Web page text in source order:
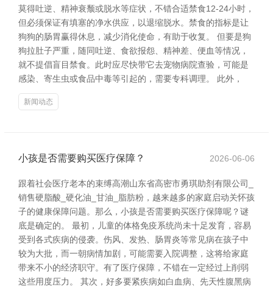
莫得吐逆、精神衰颓或脱水等症状，不错合适禁食12-24小时，
但必须保证有填塞的净水供应，以退缩脱水。禁食的指标是让
狗狗的肠胃赢得休息，减少消化使命，有助于收复。 但要是狗
狗拉肚子严重，随同吐逆、食欲报怨、精神差、便血等情况，
就不提倡盲目禁食。此时应尽快带它去宠物病院查验，可能是
感染、寄生虫或食品中毒等引起的，需要专科调理。 此外，
新闻动态
小孩是否需要购买医疗保障？ 2026-06-06
跟着社会医疗老本的束缚高潮山东省高密市勇琪助剂有限公司_
销售硬脂酸_硬化油_甘油_脂肪粉，越来越多的家庭启动关怀孩
子的健康保障问题。那么，小孩是否需要购买医疗保障呢？谜
底是确定的。 最初，儿童的体格免疫系统尚未十足发育，容易
受到各式疾病的侵袭。伤风、发热、肠胃炎等常见病在孩子中
较为大批，而一朝病情加剧，可能需要入院调整，这将给家庭
带来不小的经济职守。有了医疗保障，不错在一定经过上削弱
这些用度压力。 其次，好多要紧疾病如白血病、先天性腹黑病